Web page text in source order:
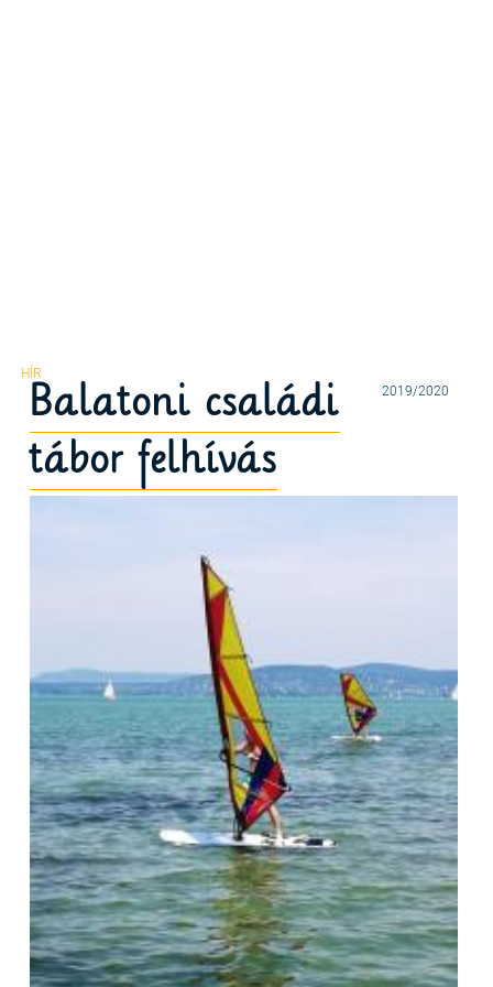
2019/2020
Balatoni családi
tábor felhívás